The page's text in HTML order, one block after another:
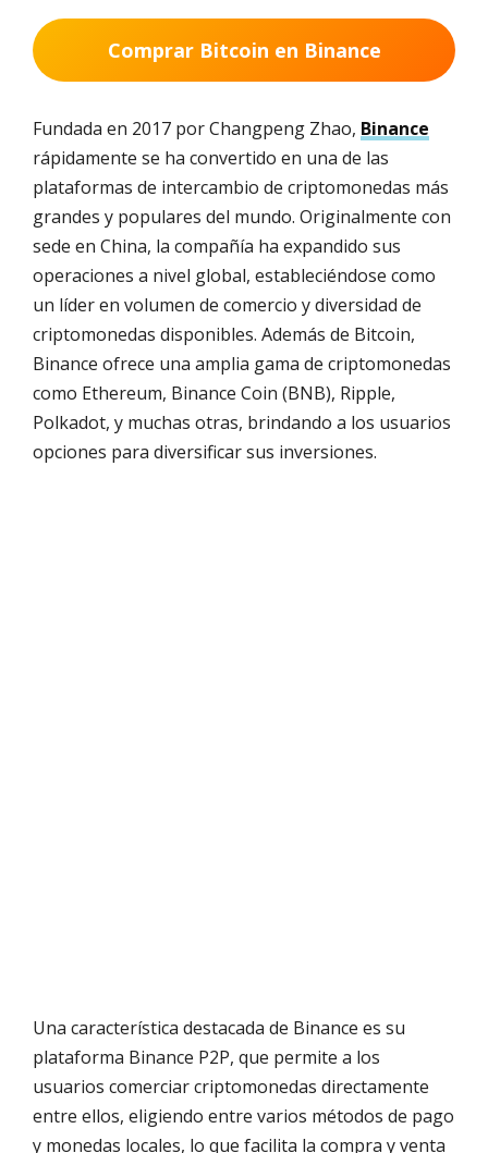
Comprar Bitcoin en Binance
Fundada en 2017 por Changpeng Zhao, Binance
rápidamente se ha convertido en una de las
plataformas de intercambio de criptomonedas más
grandes y populares del mundo. Originalmente con
sede en China, la compañía ha expandido sus
operaciones a nivel global, estableciéndose como
un líder en volumen de comercio y diversidad de
criptomonedas disponibles. Además de Bitcoin,
Binance ofrece una amplia gama de criptomonedas
como Ethereum, Binance Coin (BNB), Ripple,
Polkadot, y muchas otras, brindando a los usuarios
opciones para diversificar sus inversiones.
Una característica destacada de Binance es su
plataforma Binance P2P, que permite a los
usuarios comerciar criptomonedas directamente
entre ellos, eligiendo entre varios métodos de pago
y monedas locales, lo que facilita la compra y venta